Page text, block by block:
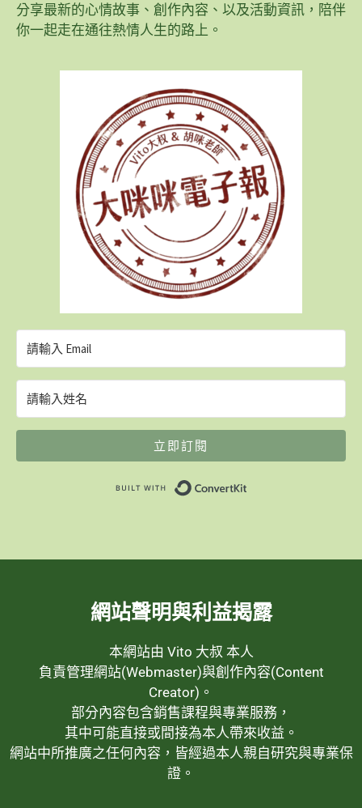
分享最新的心情故事、創作內容、以及活動資訊，陪伴
你一起走在通往熱情人生的路上。
立即訂閱
網站聲明與利益揭露
本網站由 Vito 大叔 本人
負責管理網站(Webmaster)與創作內容(Content
Creator)。
部分內容包含銷售課程與專業服務，
其中可能直接或間接為本人帶來收益。
網站中所推廣之任何內容，皆經過本人親自研究與專業保
證。